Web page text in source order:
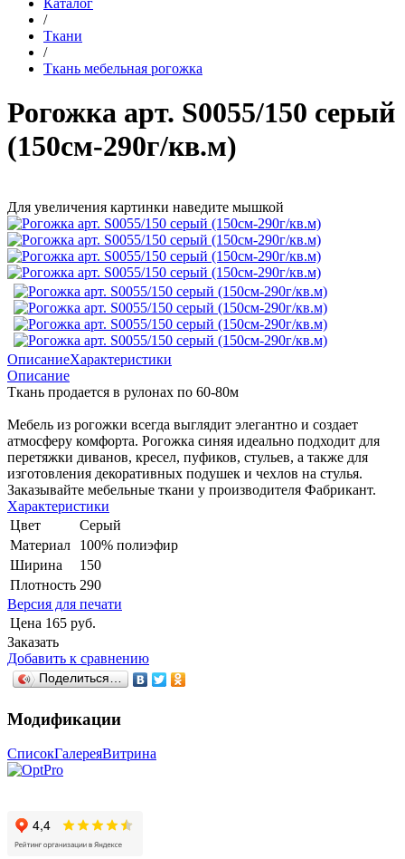
Каталог
/
Ткани
/
Ткань мебельная рогожка
Рогожка арт. S0055/150 серый
(150см-290г/кв.м)
Для увеличения картинки наведите мышкой
ОписаниеХарактеристики
Описание
Ткань продается в рулонах по 60-80м
Мебель из рогожки всегда выглядит элегантно и создает
атмосферу комфорта. Рогожка синяя идеально подходит для
перетяжки диванов, кресел, пуфиков, стульев, а также для
изготовления декоративных подушек и чехлов на стулья.
Заказывайте мебельные ткани у производителя Фабрикант.
Характеристики
Цвет
Серый
Материал
100% полиэфир
Ширина
150
Плотность 290
Версия для печати
Цена 165 руб.
Заказать
Добавить к сравнению
Поделиться…
Модификации
СписокГалереяВитрина